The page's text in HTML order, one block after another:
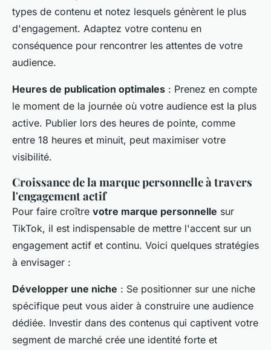
types de contenu et notez lesquels génèrent le plus
d'engagement. Adaptez votre contenu en
conséquence pour rencontrer les attentes de votre
audience.
Heures de publication optimales : Prenez en compte
le moment de la journée où votre audience est la plus
active. Publier lors des heures de pointe, comme
entre 18 heures et minuit, peut maximiser votre
visibilité.
Croissance de la marque personnelle à travers
l'engagement actif
Pour faire croître votre marque personnelle sur
TikTok, il est indispensable de mettre l'accent sur un
engagement actif et continu. Voici quelques stratégies
à envisager :
Développer une niche : Se positionner sur une niche
spécifique peut vous aider à construire une audience
dédiée. Investir dans des contenus qui captivent votre
segment de marché crée une identité forte et